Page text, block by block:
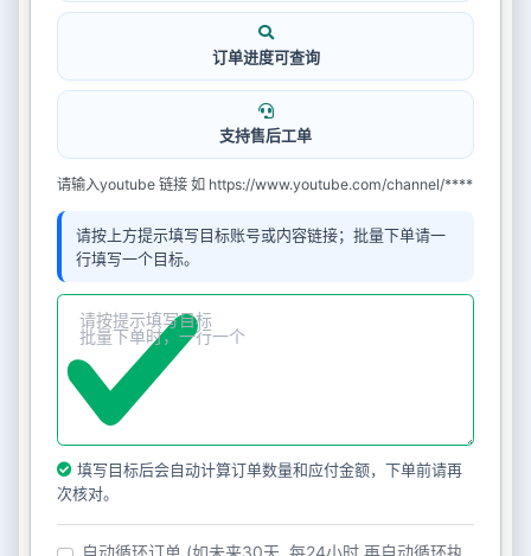
订单进度可查询
支持售后工单
请输入youtube 链接 如 https://www.youtube.com/channel/****
请按上方提示填写目标账号或内容链接；批量下单请一
行填写一个目标。
填写目标后会自动计算订单数量和应付金额，下单前请再
次核对。
自动循环订单 (如未来30天, 每24小时 再自动循环执